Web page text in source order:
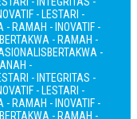
- LESTARI -
- RAMAH - INOVATIF -
BERTAKWA - RAMAH -
BERTAKWA -
-
- INTEGRITAS -
- LESTARI -
- RAMAH - INOVATIF -
BERTAKWA - RAMAH -